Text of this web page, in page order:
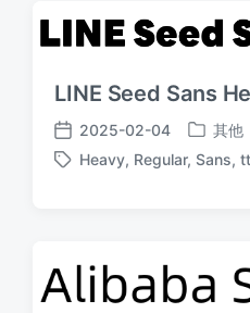
LINE Seed Sans
发
布
2025-02-04
发
布
其他
标
Heavy, Regular, Sans,